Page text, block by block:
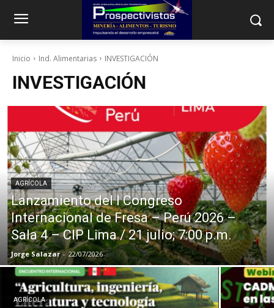
Inicio Ind. Alimentarias INVESTIGACIÓN
INVESTIGACIÓN
AGRÍCOLA
Lanzamiento del I Congreso
Internacional de Fresa – Perú 2026 –
Sala 4 – CIP Lima / 21 julio; 7:00 p.m.
Jorge Salazar - 22/07/2026
AGRÍCOLA